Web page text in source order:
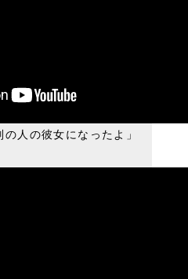
人の彼女になったよ」